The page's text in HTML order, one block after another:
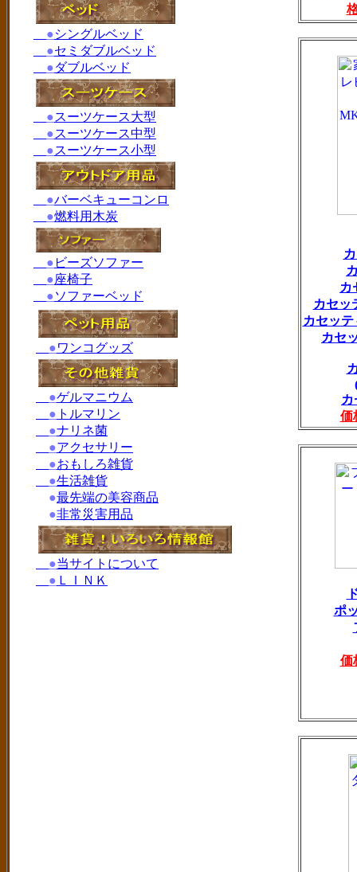
カ
カセッ
カセッ
カセ
価
ポ
価
●シングルベッド
●セミダブルベッド
●ダブルベッド
●スーツケース大型
●スーツケース中型
●スーツケース小型
●バーベキューコンロ
●燃料用木炭
● ビーズソファー
●座椅子
●ソファーベッド
●ワンコグッズ
●ゲルマニウム
● トルマリン
●ナリネ菌
●アクセサリー
●おもしろ雑貨
●生活雑貨
●最先端の美容商品
●非常災害用品
●当サイトについて
● ＬＩＮＫ